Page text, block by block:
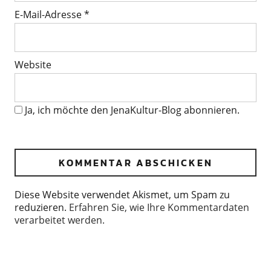
E-Mail-Adresse*
Website
Ja, ich möchte den JenaKultur-Blog abonnieren.
Diese Website verwendet Akismet, um Spam zu
reduzieren. Erfahren Sie, wie Ihre Kommentardaten
verarbeitet werden.